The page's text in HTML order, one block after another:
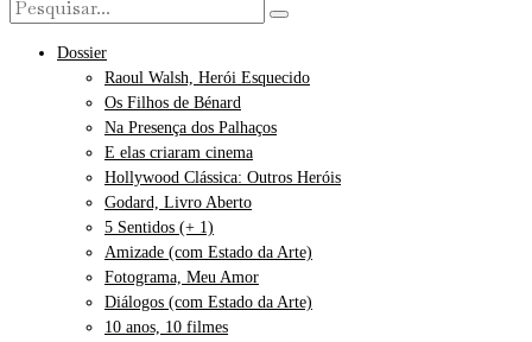
Dossier
Raoul Walsh, Herói Esquecido
Os Filhos de Bénard
Na Presença dos Palhaços
E elas criaram cinema
Hollywood Clássica: Outros Heróis
Godard, Livro Aberto
5 Sentidos (+ 1)
Amizade (com Estado da Arte)
Fotograma, Meu Amor
Diálogos (com Estado da Arte)
10 anos, 10 filmes